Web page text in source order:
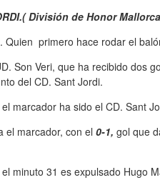
División de Honor
primero hace rodar el
Son Veri, que ha recibido dos
del CD. Sant Jordi.
marcador ha sido el CD. Sant
el marcador, con el 0-1, gol que
el minuto 31 es expulsado Hugo